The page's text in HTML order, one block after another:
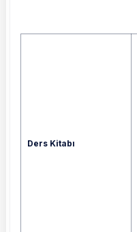
Ders Kitabı